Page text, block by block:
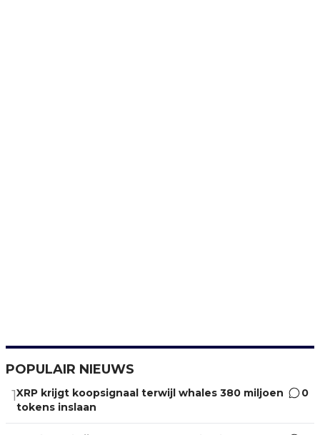
POPULAIR NIEUWS
1XRP krijgt koopsignaal terwijl whales 380 miljoen
tokens inslaan
0